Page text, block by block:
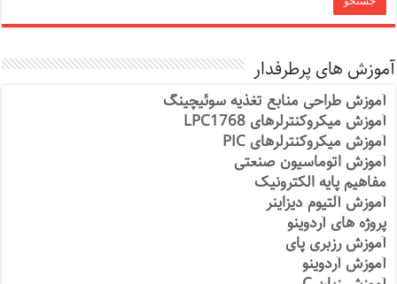
آموزش های پرطرفدار
آموزش طراحی منابع تغذیه سوئیچینگ
آموزش میکروکنترلرهای LPC1768
آموزش میکروکنترلرهای PIC
آموزش اتوماسیون صنعتی
مفاهیم پایه الکترونیک
آموزش آلتیوم دیزاینر
پروژه های آردوینو
آموزش رزبری پای
آموزش آردوینو